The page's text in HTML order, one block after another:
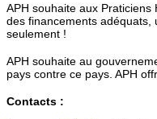
APH souhaite aux
des financements adéquats,
seulement !
APH souhaite au
pays contre ce pays. APH
Contacts :